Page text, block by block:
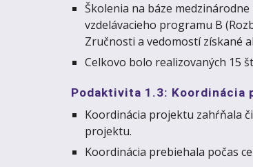
Školenia na báze
vzdelávacieho programu B
Zručnosti a vedomostí získané
Celkovo bolo realizovaných 15
Podaktivita 1.3: Koordinácia
Koordinácia projektu zahŕňala
projektu.
Koordinácia prebiehala počas